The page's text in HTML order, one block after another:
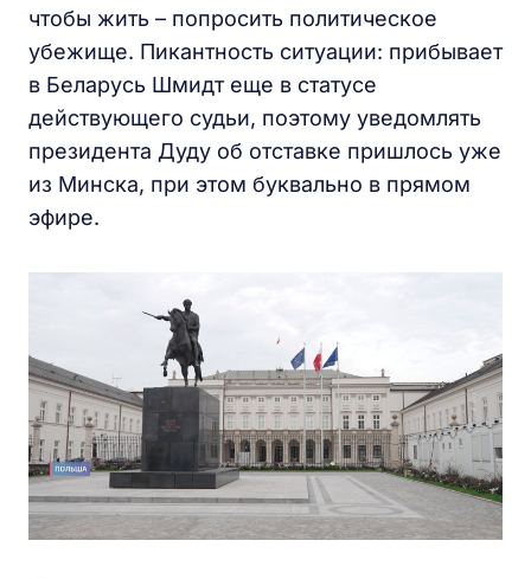
чтобы жить – попросить политическое
убежище. Пикантность ситуации: прибывает
в Беларусь Шмидт еще в статусе
действующего судьи, поэтому уведомлять
президента Дуду об отставке пришлось уже
из Минска, при этом буквально в прямом
эфире.